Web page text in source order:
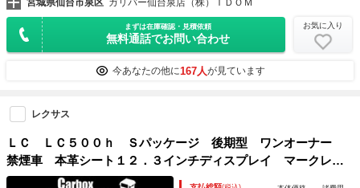
宮城県仙台市泉区 ガリバー仙台泉店（株）ＩＤＯＭ
まずは在庫確認・見積依頼
無料通話でお問い合わせ
お気に入り
今あなたの他に167人が見ています
レクサス
ＬＣ ＬＣ５００ｈ Ｓパッケージ 後期型 ワンオーナー
禁煙車 本革シート１２．３インチディスプレイ マークレビ
ンソン 鍛造２１インチアルミ ＴＲＤエアロキット ヘッド